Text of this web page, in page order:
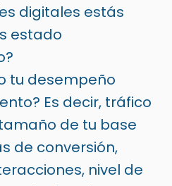
digitales estás
estado
tu desempeño
Es decir, tráfico
de tu base
de conversión,
nivel de